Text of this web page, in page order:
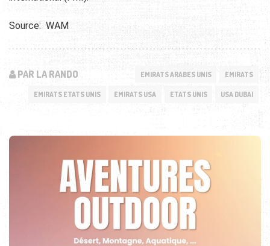
Source: WAM
PAR LA RANDO EMIRATS ARABES UNIS EMIRATS
EMIRATS ETATS UNIS EMIRATS USA ETATS UNIS USA DUBAI